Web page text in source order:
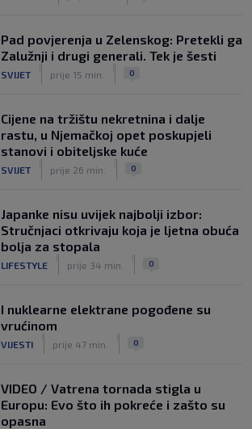
Pad povjerenja u Zelenskog: Pretekli ga
Zalužnji i drugi generali. Tek je šesti
SVIJET prije 15 min. 0
Cijene na tržištu nekretnina i dalje
rastu, u Njemačkoj opet poskupjeli
stanovi i obiteljske kuće
SVIJET prije 26 min. 0
Japanke nisu uvijek najbolji izbor:
Stručnjaci otkrivaju koja je ljetna obuća
bolja za stopala
LIFESTYLE prije 34 min. 0
I nuklearne elektrane pogođene su
vrućinom
VIJESTI prije 47 min. 0
VIDEO / Vatrena tornada stigla u
Europu: Evo što ih pokreće i zašto su
opasna